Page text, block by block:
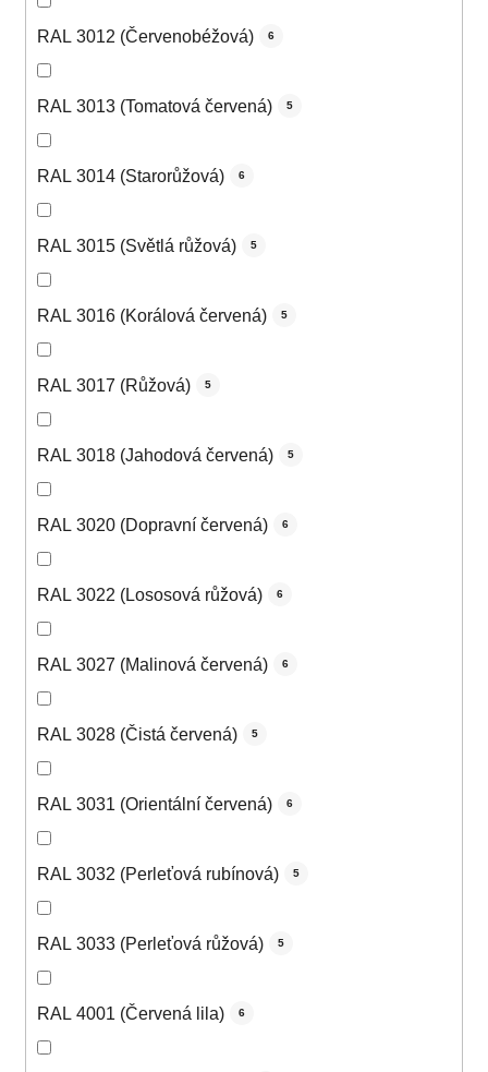
RAL 3012 (Červenobéžová) 6
RAL 3013 (Tomatová červená) 5
RAL 3014 (Starorůžová) 6
RAL 3015 (Světlá růžová) 5
RAL 3016 (Korálová červená) 5
RAL 3017 (Růžová) 5
RAL 3018 (Jahodová červená) 5
RAL 3020 (Dopravní červená) 6
RAL 3022 (Lososová růžová) 6
RAL 3027 (Malinová červená) 6
RAL 3028 (Čistá červená) 5
RAL 3031 (Orientální červená) 6
RAL 3032 (Perleťová rubínová) 5
RAL 3033 (Perleťová růžová) 5
RAL 4001 (Červená lila) 6